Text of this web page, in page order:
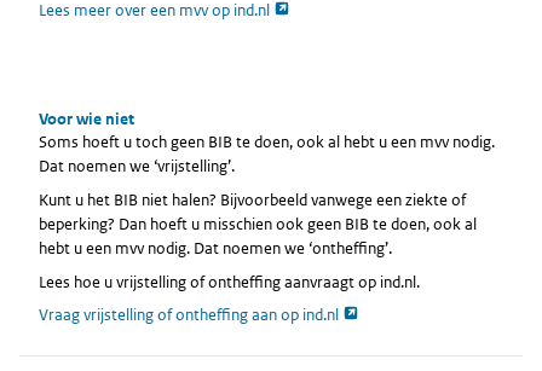
Lees meer over een mvv op ind.nl opent externe pagina
Voor wie niet
Soms hoeft u toch geen BIB te doen, ook al hebt u een mvv nodig.
Dat noemen we ‘vrijstelling’.
Kunt u het BIB niet halen? Bijvoorbeeld vanwege een ziekte of
beperking? Dan hoeft u misschien ook geen BIB te doen, ook al
hebt u een mvv nodig. Dat noemen we ‘ontheffing’.
Lees hoe u vrijstelling of ontheffing aanvraagt op ind.nl.
Vraag vrijstelling of ontheffing aan op ind.nl opent externe pagina